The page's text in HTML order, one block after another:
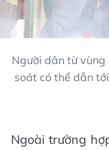
Người dân từ vùng
soát có thể dẫn
Ngoài trường